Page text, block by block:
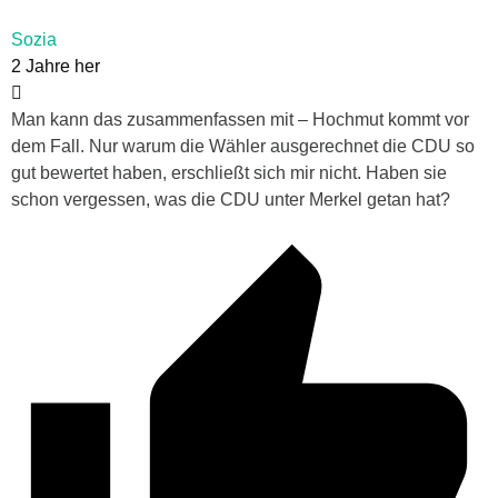
Sozia
2 Jahre her
Man kann das zusammenfassen mit – Hochmut kommt vor
dem Fall. Nur warum die Wähler ausgerechnet die CDU so
gut bewertet haben, erschließt sich mir nicht. Haben sie
schon vergessen, was die CDU unter Merkel getan hat?